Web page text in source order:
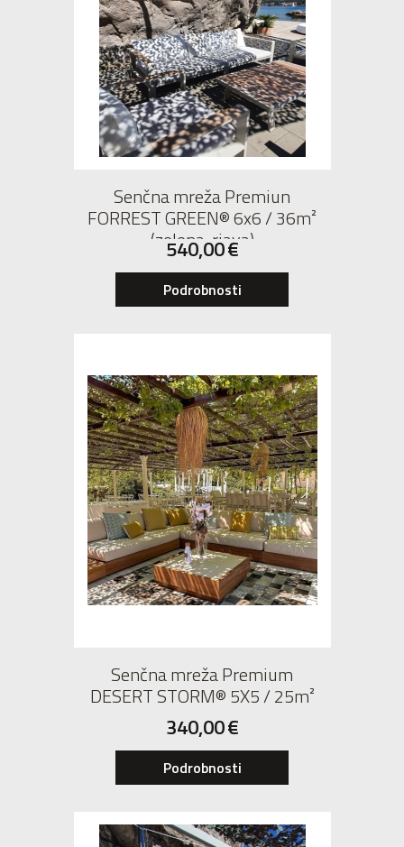
Senčna mreža Premiun
FORREST GREEN® 6x6 / 36m²
(zelena-rjava)
540,00€
Podrobnosti
Senčna mreža Premium
DESERT STORM® 5X5 / 25m²
340,00€
Podrobnosti